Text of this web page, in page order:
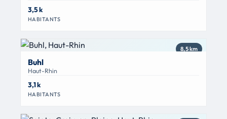
3,5 k
HABITANTS
8,5 km
Buhl
Haut-Rhin
3,1 k
HABITANTS